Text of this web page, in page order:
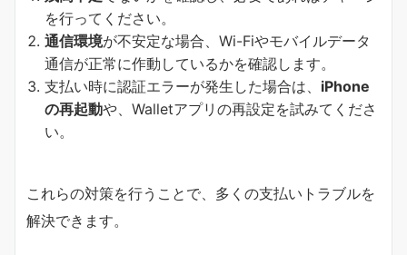
を行ってください。
通信環境が不安定な場合、Wi-Fiやモバイルデータ
通信が正常に作動しているかを確認します。
支払い時に認証エラーが発生した場合は、 iPhone
の再起動や、Walletアプリの再設定を試みてくださ
い。
これらの対策を行うことで、多くの支払いトラブルを
解決できます。